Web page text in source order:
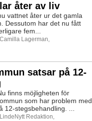
åter av liv
vattnet åter ur det gamla
Dessutom har det nu fått
fem...
Lagerman,
satsar på 12-
finns möjligheten för
som har problem med
stegsbehandling. ...
Redaktion,